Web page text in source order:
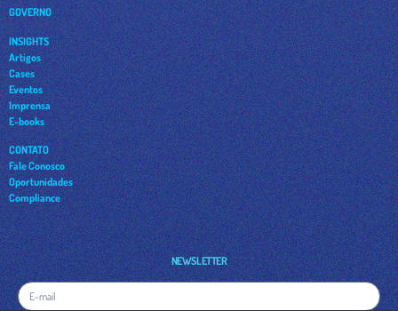
GOVERNO
INSIGHTS
Artigos
Cases
Eventos
Imprensa
E-books
CONTATO
Fale Conosco
Oportunidades
Compliance
NEWSLETTER